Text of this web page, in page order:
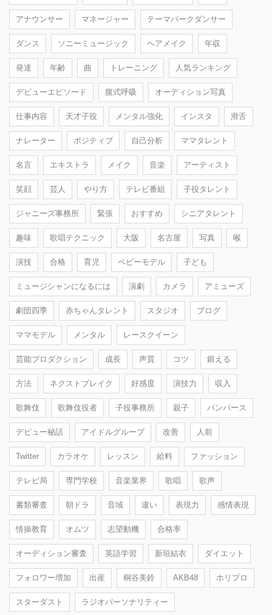
アナウンサー マネージャー テーマパークダンサー
ダンス ソニーミュージック ヘアメイク 年収
発達 年齢 曲 トレーニング 人気ランキング
デビューエピソード 腹式呼吸 オーディション写真
仕事内容 天才子役 メンタル強化 インスタ 滑舌
ナレーター ポジティブ 自己分析 ママタレント
名言 エキストラ メイク 音楽 アーティスト
笑顔 芸人 やり方 テレビ番組 子役タレント
ジャニーズ事務所 緊張 おすすめ シニアタレント
趣味 歌唱テクニック 大阪 名古屋 写真 喉
演技 合格 育児 ベビーモデル 子ども
ミュージシャンになるには 演劇 カメラ アミューズ
劇団四季 赤ちゃんタレント スタジオ ブログ
ママモデル メンタル レースクイーン
芸能プロダクション 成長 声質 コツ 鍛える
方法 ネクストブレイク 好感度 演技力 収入
歌舞伎 歌舞伎役者 子役事務所 親子 パンパース
デビュー秘話 アイドルグループ 改善 人前
Twitter カラオケ レッスン 給料 ファッション
テレビ局 専門学校 音楽業界 歌唱 歌声
書類審査 朝ドラ 音域 違い 表現力 感情表現
情操教育 オムツ 志望動機 合格率
オーディション審査 英語学習 新垣結衣 ダイエット
フォロワー増加 出産 桐谷美鈴 AKB48 ホリプロ
スターダスト ラジオパーソナリティー